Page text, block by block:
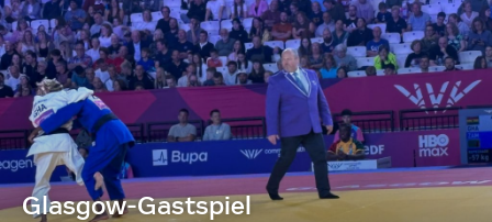
Glasgow-Gastspiel